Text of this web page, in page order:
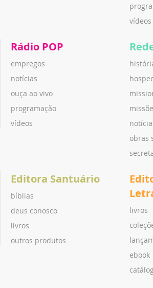
vídeos
Rádio POP
empregos
notícias
ouça ao vivo
programação
vídeos
obras
Editora Santuário
bíblias
deus conosco
livros
outros produtos
livros
ebook